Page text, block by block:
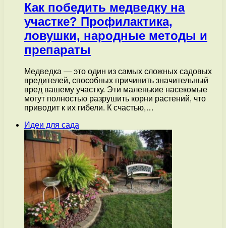
Как победить медведку на
участке? Профилактика,
ловушки, народные методы и
препараты
Медведка — это один из самых сложных садовых
вредителей, способных причинить значительный
вред вашему участку. Эти маленькие насекомые
могут полностью разрушить корни растений, что
приводит к их гибели. К счастью,…
Идеи для сада